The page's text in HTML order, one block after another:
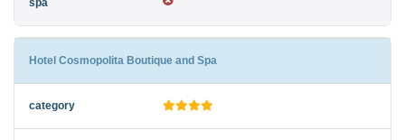
Hotel Cosmopolita Boutique and Spa